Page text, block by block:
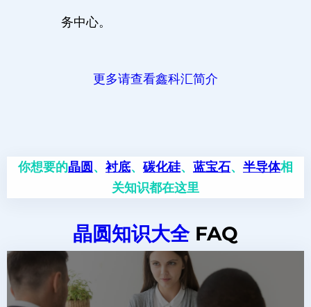
务中心。
更多请查看鑫科汇简介
你想要的晶圆 、衬底、 碳化硅、 蓝宝石、 半导体相
关知识都在这里
晶圆知识大全FAQ